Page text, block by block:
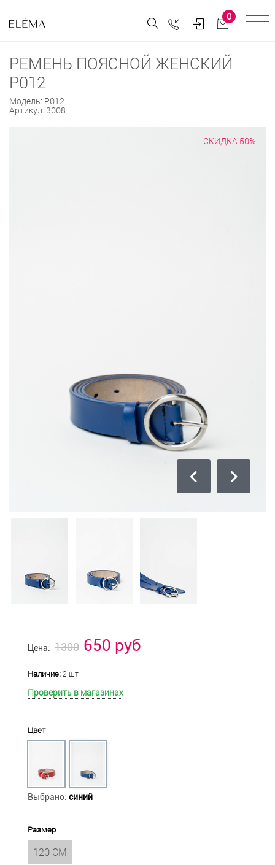
0
РЕМЕНЬ ПОЯСНОЙ ЖЕНСКИЙ
Р012
Модель: Р012
Артикул: 3008
СКИДКА 50%
Цена: 1300 650 руб
Наличие:2 шт
Проверить в магазинах
Цвет
Выбрано: синий
Размер
120 СМ